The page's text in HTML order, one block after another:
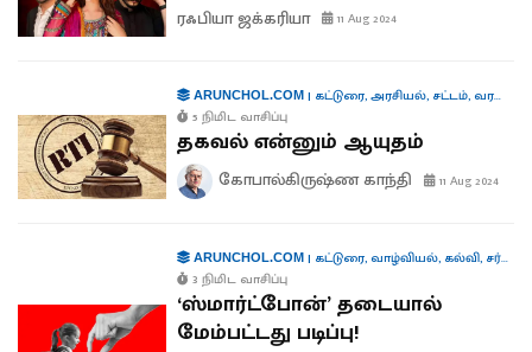
ரஃபியா ஜக்கரியா 11 Aug 2024
ARUNCHOL.COM| கட்டுரை,அரசியல், சட்டம், வரலாறு
5 நிமிட வாசிப்பு
தகவல் என்னும் ஆயுதம்
கோபால்கிருஷ்ண காந்தி 11 Aug 2024
ARUNCHOL.COM| கட்டுரை, வாழ்வியல், கல்வி, சர்வதேசம்
3 நிமிட வாசிப்பு
‘ஸ்மார்ட்போன்’ தடையால்
மேம்பட்டது படிப்பு!